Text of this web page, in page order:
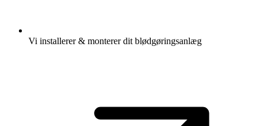
Vi installerer & monterer dit blødgøringsanlæg